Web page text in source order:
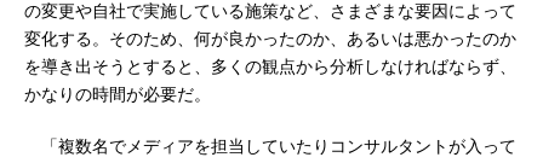
の変更や自社で実施している施策など、さまざまな要因によって
変化する。そのため、何が良かったのか、あるいは悪かったのか
を導き出そうとすると、多くの観点から分析しなければならず、
かなりの時間が必要だ。
「複数名でメディアを担当していたりコンサルタントが入って